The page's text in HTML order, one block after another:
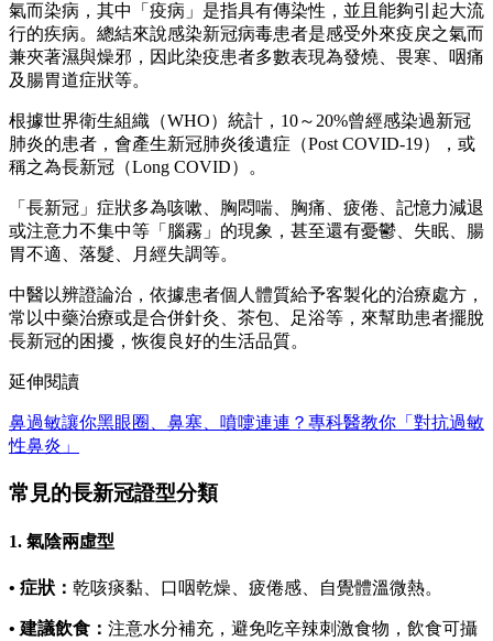
氣而染病，其中「疫病」是指具有傳染性，並且能夠引起大流
行的疾病。總結來說感染新冠病毒患者是感受外來疫戾之氣而
兼夾著濕與燥邪，因此染疫患者多數表現為發燒、畏寒、咽痛
及腸胃道症狀等。
根據世界衛生組織（WHO）統計，10～20%曾經感染過新冠
肺炎的患者，會產生新冠肺炎後遺症（Post COVID-19），或
稱之為長新冠（Long COVID）。
「長新冠」症狀多為咳嗽、胸悶喘、胸痛、疲倦、記憶力減退
或注意力不集中等「腦霧」的現象，甚至還有憂鬱、失眠、腸
胃不適、落髮、月經失調等。
中醫以辨證論治，依據患者個人體質給予客製化的治療處方，
常以中藥治療或是合併針灸、茶包、足浴等，來幫助患者擺脫
長新冠的困擾，恢復良好的生活品質。
延伸閱讀
鼻過敏讓你黑眼圈、鼻塞、噴嚏連連？專科醫教你「對抗過敏
性鼻炎」
常見的長新冠證型分類
1. 氣陰兩虛型
• 症狀： 乾咳痰黏、口咽乾燥、疲倦感、自覺體溫微熱。
• 建議飲食： 注意水分補充，避免吃辛辣刺激食物，飲食可攝